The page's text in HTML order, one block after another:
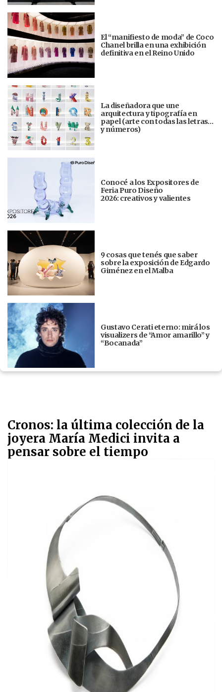
El “manifiesto de moda” de Coco
Chanel brilla en una exhibición
definitiva en el Reino Unido
La diseñadora que une
arquitectura y tipografía en
papel (arte con todas las letras…
y números)
Conocé a los Expositores de
Feria Puro Diseño
2026: creativos y valientes
9 cosas que tenés que saber
sobre la exposición de Edgardo
Giménez en el Malba
Gustavo Cerati eterno: mirá los
visualizers de “Amor amarillo” y
“Bocanada”
Cronos: la última colección de la
joyera María Medici invita a
pensar sobre el tiempo